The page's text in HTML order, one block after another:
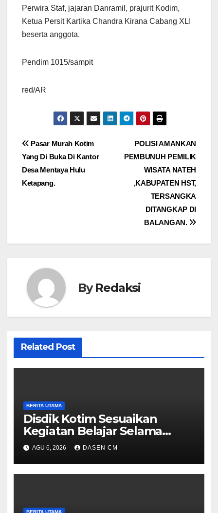
Perwira Staf, jajaran Danramil, prajurit Kodim,
Ketua Persit Kartika Chandra Kirana Cabang XLI
beserta anggota.
Pendim 1015/sampit
red/AR
Navigasi
pos
POLISI AMANKAN
PEMBUNUH PEMILIK
WISATA NATEH
,KABUPATEN HST,
TERSANGKA
DITANGKAP DI
BALANGAN.
Pasar Murah Kotim
Yang Di Buka Di Kantor
Desa Mentaya Hulu
Ketapang.
ByRedaksi
Related Post
BERITA UTAMA
Disdik Kotim Sesuaikan
Kegiatan Belajar Selama
Musim Kemarau
AGU 6, 2026 DASEN CM
BERITA UTAMA